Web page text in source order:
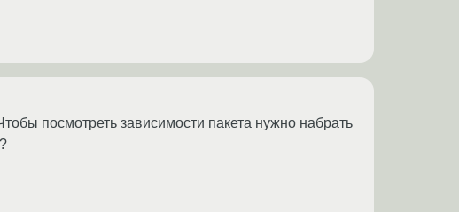
посмотреть зависимости пакета нужно набрать